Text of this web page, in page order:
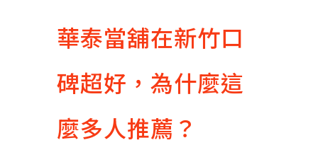
華泰當舖在新竹口
碑超好，為什麼這
麼多人推薦？